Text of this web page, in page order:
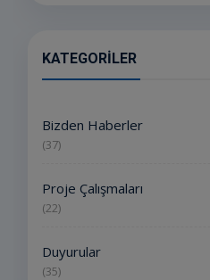
KATEGORILER
Bizden Haberler
(37)
Proje Çalışmaları
(22)
Duyurular
(35)